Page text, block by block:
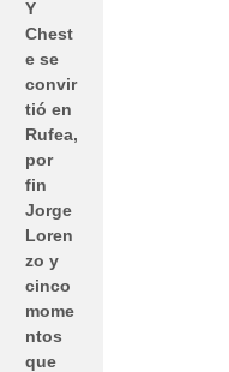
Y
Chest
e se
convir
tió en
Rufea,
por
fin
Jorge
Loren
zo y
cinco
mome
ntos
que